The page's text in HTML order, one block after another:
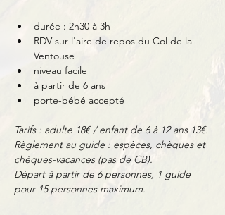
durée : 2h30 à 3h
RDV sur l'aire de repos du Col de la
Ventouse
niveau facile
à partir de 6 ans
porte-bébé accepté
Tarifs : adulte 18€ / enfant de 6 à 12 ans 13€.
Règlement au guide : espèces, chèques et
chèques-vacances (pas de CB).
Départ à partir de 6 personnes, 1 guide
pour 15 personnes maximum.